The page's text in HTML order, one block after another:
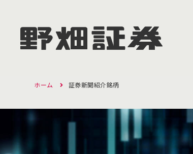
ホーム 証券新聞紹介銘柄